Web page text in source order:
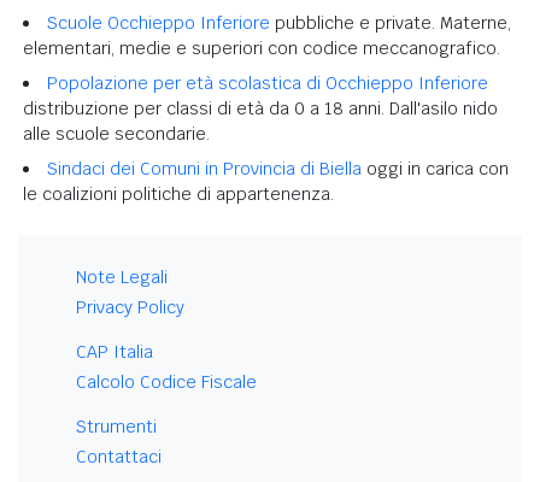
Scuole Occhieppo Inferiore pubbliche e private. Materne,
elementari, medie e superiori con codice meccanografico.
Popolazione per età scolastica di Occhieppo Inferiore
distribuzione per classi di età da 0 a 18 anni. Dall'asilo nido
alle scuole secondarie.
Sindaci dei Comuni in Provincia di Biella oggi in carica con
le coalizioni politiche di appartenenza.
Note Legali
Privacy Policy
CAP Italia
Calcolo Codice Fiscale
Strumenti
Contattaci